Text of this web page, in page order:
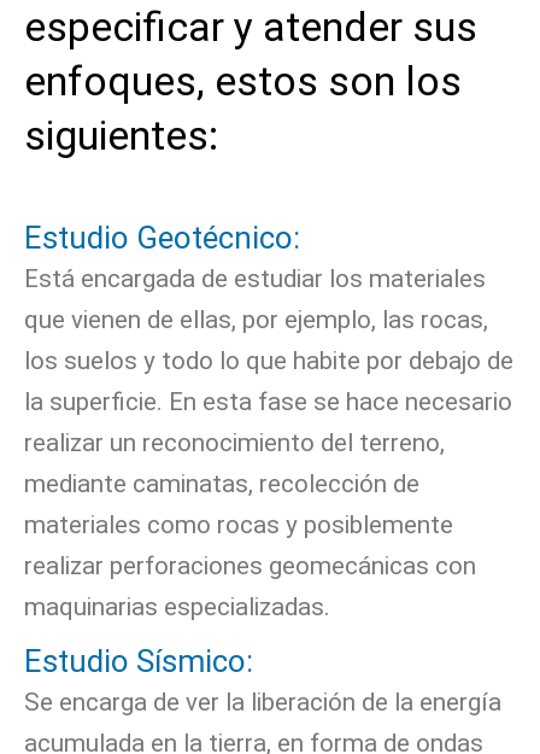
especificar y atender sus
enfoques, estos son los
siguientes:
Estudio Geotécnico:
Está encargada de estudiar los materiales
que vienen de ellas, por ejemplo, las rocas,
los suelos y todo lo que habite por debajo de
la superficie. En esta fase se hace necesario
realizar un reconocimiento del terreno,
mediante caminatas, recolección de
materiales como rocas y posiblemente
realizar perforaciones geomecánicas con
maquinarias especializadas.
Estudio Sísmico:
Se encarga de ver la liberación de la energía
acumulada en la tierra, en forma de ondas